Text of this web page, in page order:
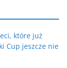
które już
Cup jeszcze nie